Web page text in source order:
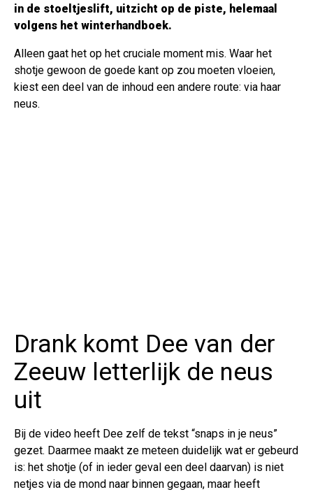
in de stoeltjeslift, uitzicht op de piste, helemaal
volgens het winterhandboek.
Alleen gaat het op het cruciale moment mis. Waar het
shotje gewoon de goede kant op zou moeten vloeien,
kiest een deel van de inhoud een andere route: via haar
neus.
Drank komt Dee van der
Zeeuw letterlijk de neus
uit
Bij de video heeft Dee zelf de tekst “snaps in je neus”
gezet. Daarmee maakt ze meteen duidelijk wat er gebeurd
is: het shotje (of in ieder geval een deel daarvan) is niet
netjes via de mond naar binnen gegaan, maar heeft